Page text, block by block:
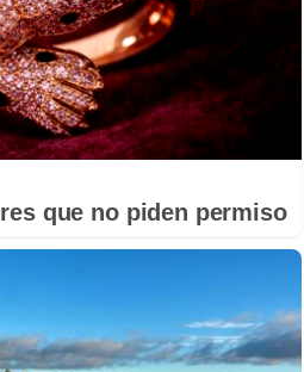
que no piden permiso